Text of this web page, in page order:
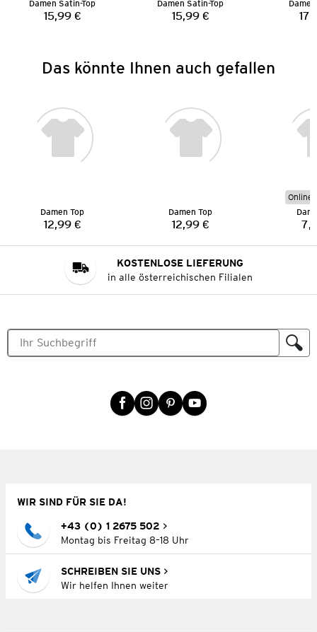
Damen Satin-Top
Preis:
15,99 €
Damen Satin-Top
Preis:
15,99 €
Das könnte Ihnen auch gefallen
Damen Top
Preis:
12,99 €
Damen Top
Preis:
12,99 €
Online
KOSTENLOSE LIEFERUNG
in alle österreichischen Filialen
WIR SIND FÜR SIE DA!
+43 (0) 1 2675 502
Montag bis Freitag 8–18 Uhr
SCHREIBEN SIE UNS
Wir helfen Ihnen weiter